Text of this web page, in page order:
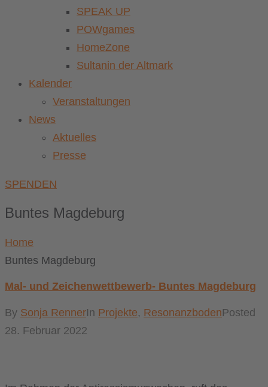
SPEAK UP
POWgames
HomeZone
Sultanin der Altmark
Kalender
Veranstaltungen
News
Aktuelles
Presse
SPENDEN
Buntes Magdeburg
Home
Buntes Magdeburg
Mal- und Zeichenwettbewerb- Buntes Magdeburg
By Sonja RennerIn Projekte, ResonanzbodenPosted
28. Februar 2022